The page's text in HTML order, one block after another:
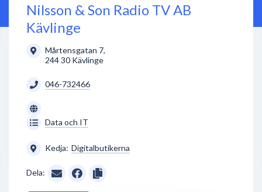
Nilsson & Son Radio TV AB
Kävlinge
Mårtensgatan 7,
244 30 Kävlinge
046-732466
Data och IT
Kedja: Digitalbutikerna
Dela: